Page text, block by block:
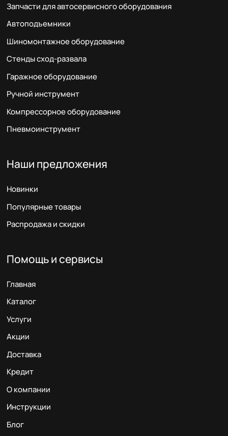
Запчасти для автосервисного оборудования
Автоподъемники
Шиномонтажное оборудование
Стенды сход-развала
Гаражное оборудование
Ручной инструмент
Компрессорное оборудование
Пневмоинструмент
Наши предложения
Новинки
Популярные товары
Распродажа и скидки
Помощь и сервисы
Главная
Каталог
Услуги
Акции
Доставка
Кредит
О компании
Инструкции
Блог